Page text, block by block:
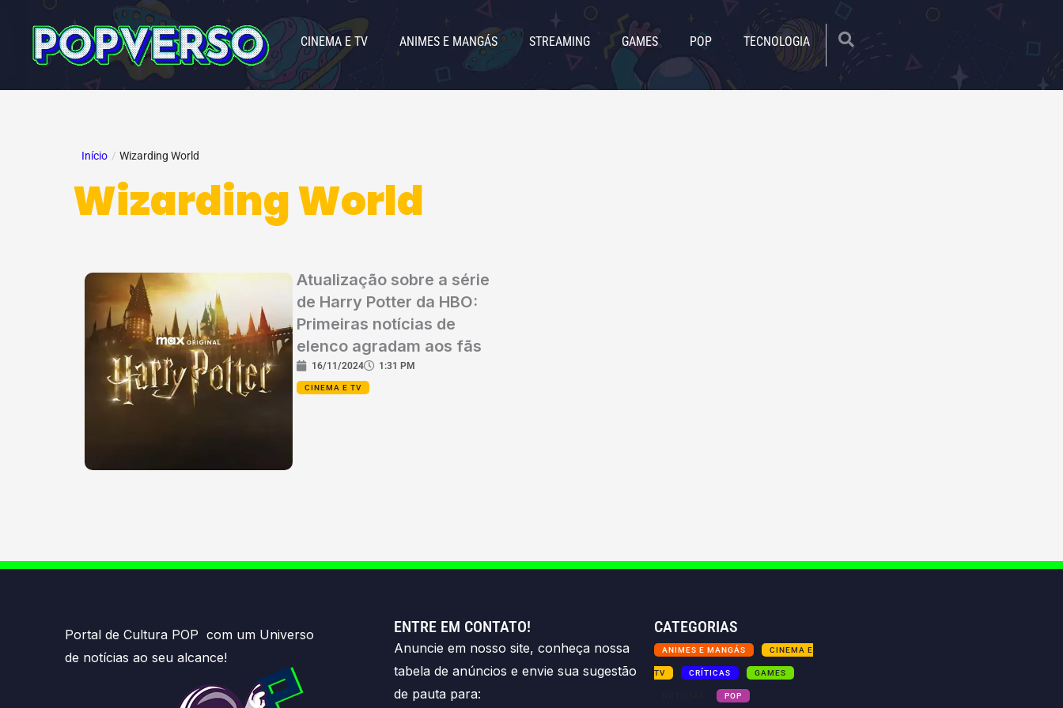
CINEMA E TV ANIMES E MANGÁS STREAMING GAMES POP TECNOLOGIA
Início / Wizarding World
Wizarding World
Atualização sobre a série
de Harry Potter da HBO:
Primeiras notícias de
elenco agradam aos fãs
16/11/2024 1:31 PM
CINEMA E TV
Portal de Cultura POP com um Universo
de notícias ao seu alcance!
ENTRE EM CONTATO!
Anuncie em nosso site, conheça nossa
tabela de anúncios e envie sua sugestão
de pauta para:
CATEGORIAS
ANIMES E MANGÁS CINEMA E
TV CRÍTICAS GAMES
POP